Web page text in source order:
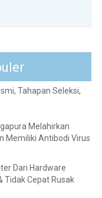
Tahapan Seleksi,
Melahirkan
Memiliki Antibodi Virus
Dari Hardware
Tidak Cepat Rusak